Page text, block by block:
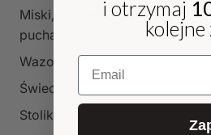
Miski, salaterki i
pucharki
Wazony i flakony
Świeczniki
Stoliki kawowe szklane
i otrzymaj
kolejne
Email